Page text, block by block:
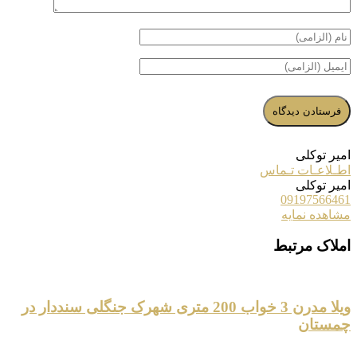
امیر توکلی
اطـلاعـات تـماس
امیر توکلی
09197566461
مشاهده نمایه
املاک مرتبط
ویلا مدرن 3 خواب 200 متری شهرک جنگلی سنددار در
چمستان